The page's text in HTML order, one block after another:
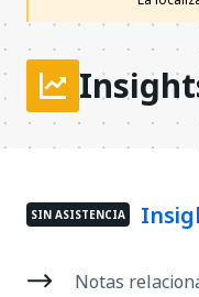
SIN ASISTENCIA
Notas